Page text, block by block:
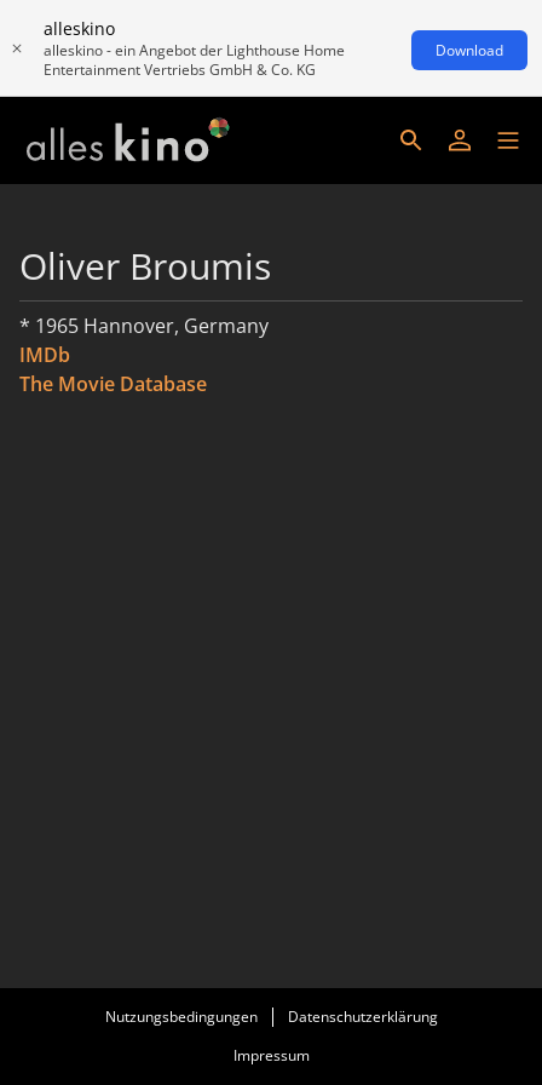
alleskino
alleskino - ein Angebot der Lighthouse Home
Entertainment Vertriebs GmbH & Co. KG
Download
Oliver Broumis
* 1965 Hannover, Germany
IMDb
The Movie Database
Nutzungsbedingungen
Datenschutzerklärung
Impressum